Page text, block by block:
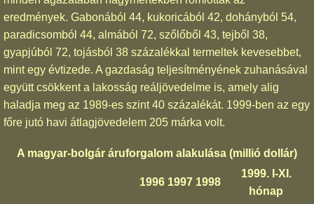
eredmények. Gabonából 44, kukoricából 42, dohányból 54,
paradicsomból 44, almából 72, szőlőből 43, tejből 38,
gyapjúból 72, tojásból 38 százalékkal termeltek kevesebbet,
mint egy évtizede. A gazdaság teljesítményének zuhanásával
együtt csökkent a lakosság reáljövedelme is, amely alig
haladja meg az 1989-es szint 40 százalékát. 1999-ben az egy
főre jutó havi átlagjövedelem 205 márka volt.
A magyar-bolgár áruforgalom alakulása (millió dollár)
1996 1997 1998
1999. I-XI.
hónap